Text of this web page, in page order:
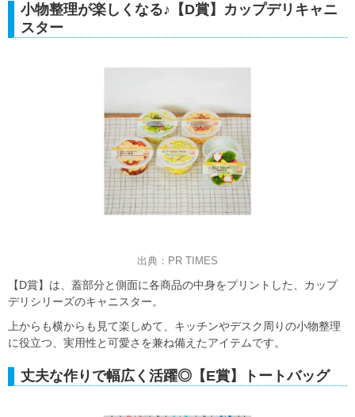
小物整理が楽しくなる♪【D賞】カップデリキャニ
スター
出典：PR TIMES
【D賞】は、蓋部分と側面に各商品の中身をプリントした、カップ
デリシリーズのキャニスター。
上からも横からも見て楽しめて、キッチンやデスク周りの小物整理
に役立つ、実用性と可愛さを兼ね備えたアイテムです。
丈夫な作りで幅広く活躍◎【E賞】トートバッグ